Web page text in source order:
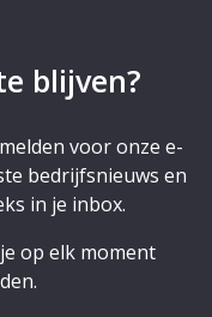
blijven?
voor onze e-
bedrijfsnieuws en
in je inbox.
op elk moment